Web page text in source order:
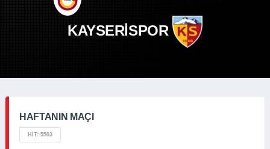
KAYSERİSPOR
HAFTANIN MAÇI
HIT: 5503